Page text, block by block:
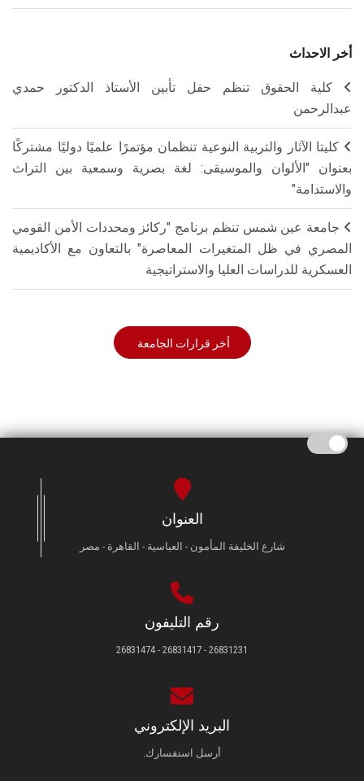
أخر الاحداث
كلية الحقوق تنظم حفل تأبين الأستاذ الدكتور حمدي
عبدالرحمن
كليتا الآثار والتربية النوعية تنظمان مؤتمرًا علميًا دوليًا مشتركًا
بعنوان "الألوان والموسيقى: لغة بصرية وسمعية بين التراث
والاستدامة"
جامعة عين شمس تنظم برنامج "ركائز ومحددات الأمن القومي
المصري في ظل المتغيرات المعاصرة" بالتعاون مع الأكاديمية
العسكرية للدراسات العليا والاستراتيجية
أخر قرارات الجامعة
العنوان
شارع الخليفة المأمون - العباسية - القاهرة - مصر
رقم التليفون
26831231 - 26831417 - 26831474
البريد الإلكتروني
أرسل استفسارك.